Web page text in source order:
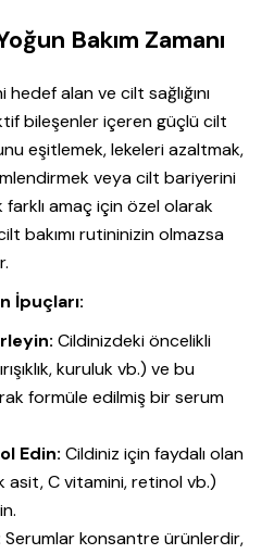
Bakım Zamanı
alan ve cilt sağlığını
bileşenler içeren güçlü cilt
eşitlemek, lekeleri azaltmak,
veya cilt bariyerini
amaç için özel olarak
bakımı rutininizin olmazsa
İpuçları:
Cildinizdeki öncelikli
kuruluk vb.) ve bu
formüle edilmiş bir serum
Edin: Cildiniz için faydalı olan
C vitamini, retinol vb.)
Serumlar konsantre ürünlerdir,